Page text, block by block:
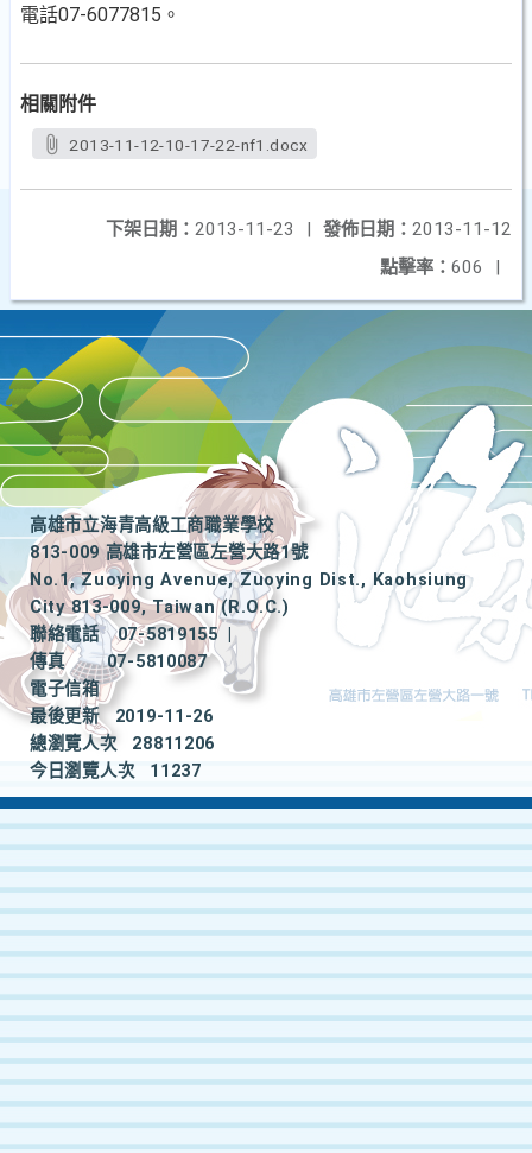
電話07-6077815。
相關附件
2013-11-12-10-17-22-nf1.docx
發佈日期： 2013-11-12
下架日期： 2013-11-23
|
點擊率： 606 |
高雄市立海青高級工商職業學校
813-009 高雄市左營區左營大路1號
No.1, Zuoying Avenue, Zuoying Dist., Kaohsiung
City 813-009, Taiwan (R.O.C.)
聯絡電話
07-5819155
|
傳真
07-5810087
電子信箱
最後更新
2019-11-26
總瀏覽人次
28811206
今日瀏覽人次
11237